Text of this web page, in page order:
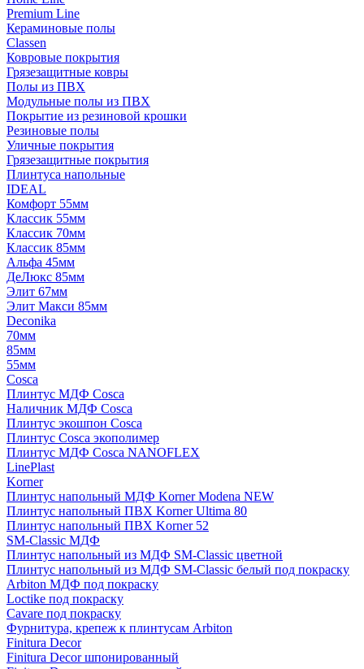
Premium Line
Кераминовые полы
Classen
Ковровые покрытия
Грязезащитные ковры
Полы из ПВХ
Модульные полы из ПВХ
Покрытие из резиновой крошки
Резиновые полы
Уличные покрытия
Грязезащитные покрытия
Плинтуса напольные
IDEAL
Комфорт 55мм
Классик 55мм
Классик 70мм
Классик 85мм
Альфа 45мм
ДеЛюкс 85мм
Элит 67мм
Элит Макси 85мм
Deconika
70мм
85мм
55мм
Cosca
Плинтус МДФ Cosca
Наличник МДФ Cosca
Плинтус экошпон Cosca
Плинтус Cosca экополимер
Плинтус МДФ Cosca NANOFLEX
LinePlast
Korner
Плинтус напольный МДФ Korner Modena NEW
Плинтус напольный ПВХ Korner Ultima 80
Плинтус напольный ПВХ Korner 52
SM-Classic МДФ
Плинтус напольный из МДФ SM-Classic цветной
Плинтус напольный из МДФ SM-Classic белый под покраску
Arbiton МДФ под покраску
Loctike под покраску
Cavare под покраску
Фурнитура, крепеж к плинтусам Arbiton
Finitura Decor
Finitura Decor шпонированный